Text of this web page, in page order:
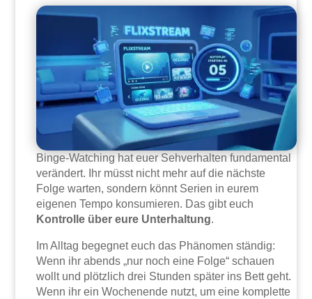
Binge-Watching hat euer Sehverhalten fundamental
verändert. Ihr müsst nicht mehr auf die nächste
Folge warten, sondern könnt Serien in eurem
eigenen Tempo konsumieren. Das gibt euch
Kontrolle über eure Unterhaltung.
Im Alltag begegnet euch das Phänomen ständig:
Wenn ihr abends „nur noch eine Folge“ schauen
wollt und plötzlich drei Stunden später ins Bett geht.
Wenn ihr ein Wochenende nutzt, um eine komplette